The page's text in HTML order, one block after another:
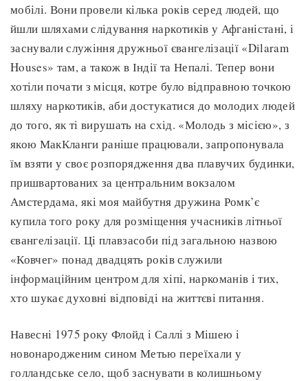
мобілі. Вони провели кілька років серед людей, що
йшли шляхами слідування наркотиків у Афганістані, і
заснували служіння дружньої євангелізації «Dilaram
Houses» там, а також в Індії та Непалі. Тепер вони
хотіли почати з місця, котре було відправною точкою
шляху наркотиків, аби достукатися до молодих людей
до того, як ті вирушать на схід. «Молодь з місією», з
якою МакКланги раніше працювали, запропонувала
їм взяти у своє розпорядження два плавучих будинки,
пришвартованих за центральним вокзалом
Амстердама, які моя майбутня дружина Ромк’є
купила того року для розміщення учасників літньої
євангелізації. Ці плавзасоби під загальною назвою
«Ковчег» понад двадцять років служили
інформаційним центром для хіпі, наркоманів і тих,
хто шукає духовні відповіді на життєві питання.
Навесні 1975 року Флойд і Саллі з Мішею і
новонародженим сином Метью переїхали у
голландське село, щоб заснувати в колишньому